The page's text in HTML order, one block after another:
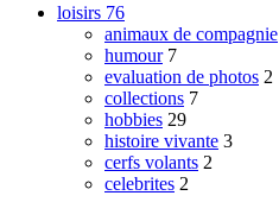
loisirs 76
animaux de compagnie
humour 7
evaluation de photos 2
collections 7
hobbies 29
histoire vivante 3
cerfs volants 2
celebrites 2